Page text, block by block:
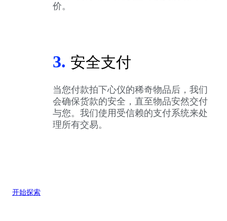
价。
3. 安全支付
当您付款拍下心仪的稀奇物品后，我们
会确保货款的安全，直至物品安然交付
与您。我们使用受信赖的支付系统来处
理所有交易。
开始探索